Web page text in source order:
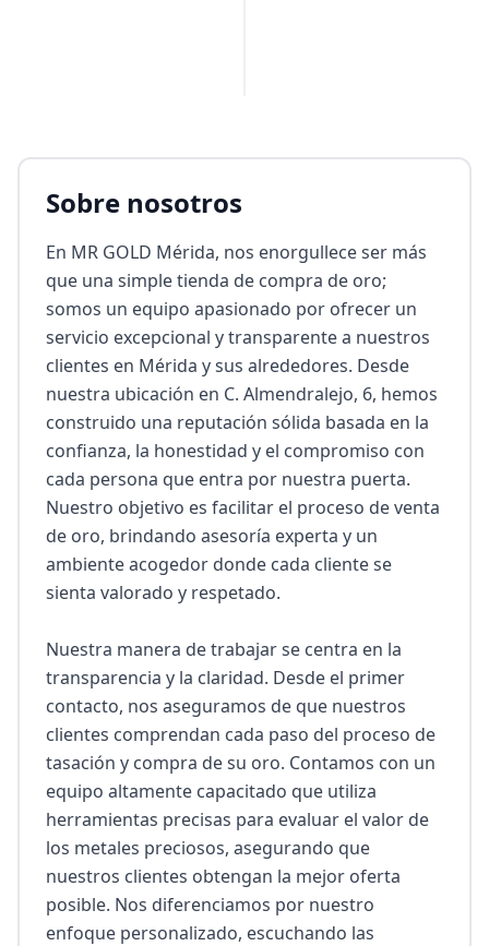
Sobre nosotros
En MR GOLD Mérida, nos enorgullece ser más
que una simple tienda de compra de oro;
somos un equipo apasionado por ofrecer un
servicio excepcional y transparente a nuestros
clientes en Mérida y sus alrededores. Desde
nuestra ubicación en C. Almendralejo, 6, hemos
construido una reputación sólida basada en la
confianza, la honestidad y el compromiso con
cada persona que entra por nuestra puerta.
Nuestro objetivo es facilitar el proceso de venta
de oro, brindando asesoría experta y un
ambiente acogedor donde cada cliente se
sienta valorado y respetado.
Nuestra manera de trabajar se centra en la
transparencia y la claridad. Desde el primer
contacto, nos aseguramos de que nuestros
clientes comprendan cada paso del proceso de
tasación y compra de su oro. Contamos con un
equipo altamente capacitado que utiliza
herramientas precisas para evaluar el valor de
los metales preciosos, asegurando que
nuestros clientes obtengan la mejor oferta
posible. Nos diferenciamos por nuestro
enfoque personalizado, escuchando las